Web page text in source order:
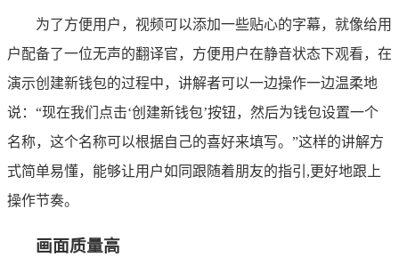
为了方便用户，视频可以添加一些贴心的字幕，就像给用
户配备了一位无声的翻译官，方便用户在静音状态下观看，在
演示创建新钱包的过程中，讲解者可以一边操作一边温柔地
说：“现在我们点击‘创建新钱包’按钮，然后为钱包设置一个
名称，这个名称可以根据自己的喜好来填写。”这样的讲解方
式简单易懂，能够让用户如同跟随着朋友的指引,更好地跟上
操作节奏。
画面质量高